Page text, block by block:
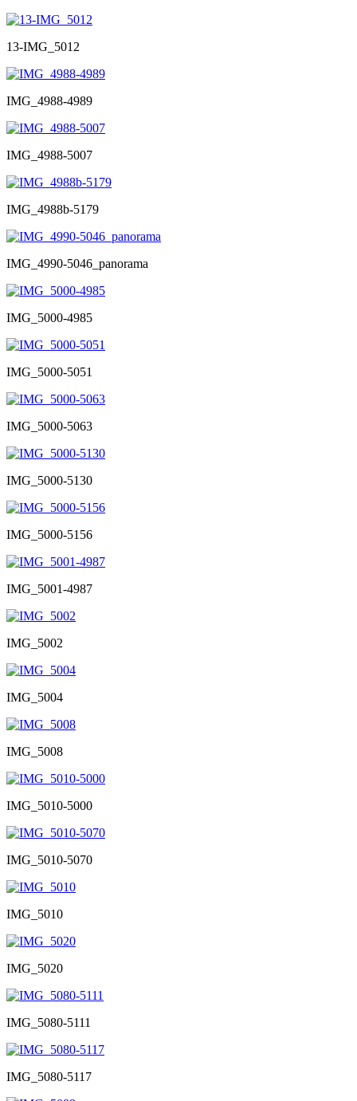
13-IMG_5012
IMG_4988-4989
IMG_4988-5007
IMG_4988b-5179
IMG_4990-5046_panorama
IMG_5000-4985
IMG_5000-5051
IMG_5000-5063
IMG_5000-5130
IMG_5000-5156
IMG_5001-4987
IMG_5002
IMG_5004
IMG_5008
IMG_5010-5000
IMG_5010-5070
IMG_5010
IMG_5020
IMG_5080-5111
IMG_5080-5117